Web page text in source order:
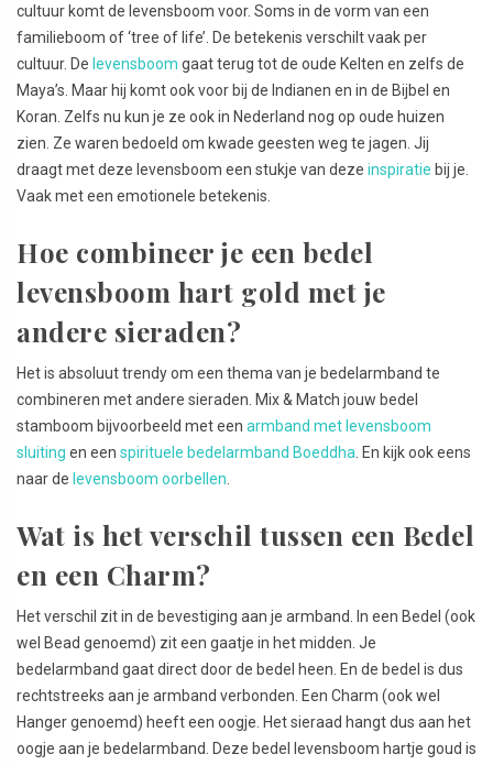
cultuur komt de levensboom voor. Soms in de vorm van een
familieboom of ‘tree of life’. De betekenis verschilt vaak per
cultuur. De levensboom gaat terug tot de oude Kelten en zelfs de
Maya’s. Maar hij komt ook voor bij de Indianen en in de Bijbel en
Koran. Zelfs nu kun je ze ook in Nederland nog op oude huizen
zien. Ze waren bedoeld om kwade geesten weg te jagen. Jij
draagt met deze levensboom een stukje van deze inspiratie bij je.
Vaak met een emotionele betekenis.
Hoe combineer je een bedel
levensboom hart gold met je
andere sieraden?
Het is absoluut trendy om een thema van je bedelarmband te
combineren met andere sieraden. Mix & Match jouw bedel
stamboom bijvoorbeeld met een armband met levensboom
sluiting en een spirituele bedelarmband Boeddha . En kijk ook eens
naar de levensboom oorbellen
Wat is het verschil tussen een Bedel
en een Charm?
Het verschil zit in de bevestiging aan je armband. In een Bedel (ook
wel Bead genoemd) zit een gaatje in het midden. Je
bedelarmband gaat direct door de bedel heen. En de bedel is dus
rechtstreeks aan je armband verbonden. Een Charm (ook wel
Hanger genoemd) heeft een oogje. Het sieraad hangt dus aan het
oogje aan je bedelarmband. Deze bedel levensboom hartje goud is